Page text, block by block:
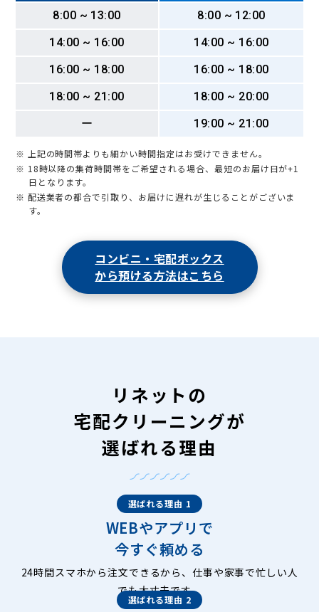
8:00 ~ 13:00
8:00 ~ 12:00
14:00 ~ 16:00
14:00 ~ 16:00
16:00 ~ 18:00
16:00 ~ 18:00
18:00 ~ 21:00
18:00 ~ 20:00
ー
19:00 ~ 21:00
※ 上記の時間帯よりも細かい時間指定はお受けできません。
※ 18時以降の集荷時間帯をご希望される場合、最短のお届け日が+1
日となります。
※ 配送業者の都合で引取り、お届けに遅れが生じることがございま
す。
コンビニ・宅配ボックス
から預ける方法はこちら
リネットの
宅配クリーニングが
選ばれる理由
選ばれる理由 1
WEBやアプリで
今すぐ頼める
24時間スマホから注文できるから、仕事や家事で忙しい人
でも大丈夫です。
選ばれる理由 2